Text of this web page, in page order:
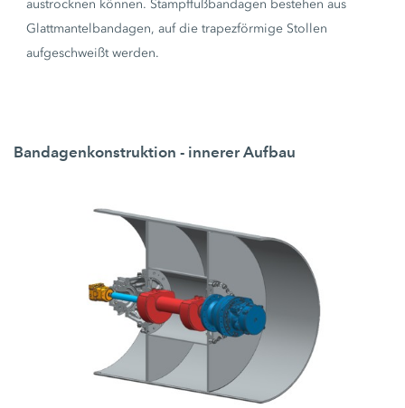
austrocknen können. Stampffußbandagen bestehen aus
Glattmantelbandagen, auf die trapezförmige Stollen
aufgeschweißt werden.
Bandagenkonstruktion - innerer Aufbau